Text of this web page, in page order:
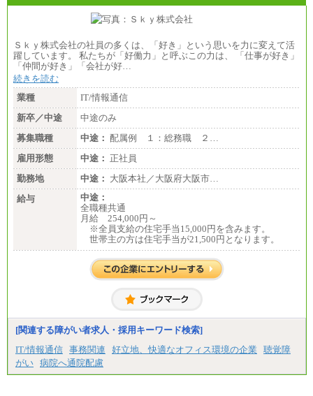
■(株)JTBビジネストランスフォーム
総合職 月給205,000～225,000円＋地域間調整給
※詳細はJTBキャリアサイトよりご確認ください。
■(株)JTBデータサービス ※2027年新卒募集終了
※詳細はJTBキャリアサイトよりご確認ください。
■I&Jデジタルイノベーション(株)
総合職 月給224,500～242,600円＋地域手当
※詳細はJTBキャリアサイトよりご確認ください。
＜有期社員コース＞
■(株)JTBビジネストランスフォーム
有期契約職 月給185,000～195,000円
※詳細はJTBキャリアサイトよりご確認ください。
■(株)JTBパブリッシング ※2027年新卒募集終了
総合職 月給241,000円
中途：
①月給227,000円以上
②月給212,000円以上
④月給23万円～37万円
⑤月給20万円～25万円
⑦月給271,000円以上
⑧～⑮月給200,000円〜月給400,000円
⑯月給185,000円以上
⑰月給237,000円以上
⑲東京：月給202,000 円以上 、京都：月給193,000 円
以上
⑳月給205,000円以上
Ｓｋｙ株式会社の社員の多くは、「好き」という思いを力に変えて活
躍しています。 私たちが「好働力」と呼ぶこの力は、 「仕事が好き」
「仲間が好き」「会社が好…
続きを読む
業種
IT/情報通信
新卒／中途
中途のみ
募集職種
中途： 配属例 １：総務職 ２…
雇用形態
中途： 正社員
勤務地
中途： 大阪本社／大阪府大阪市…
給与
中途：
全職種共通
月給 254,000円～
※全員支給の住宅手当15,000円を含みます。
世帯主の方は住宅手当が21,500円となります。
[関連する障がい者求人・採用キーワード検索]
IT/情報通信 事務関連 好立地、快適なオフィス環境の企業
聴覚障
がい 病院へ通院配慮